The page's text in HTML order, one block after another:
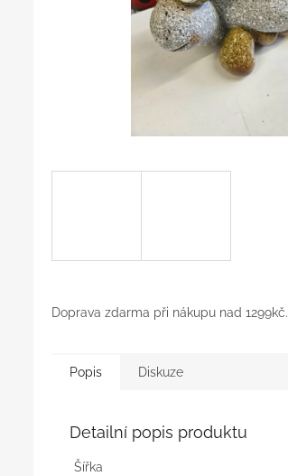
Doprava zdarma při nákupu nad 1299kč.
Popis Diskuze
Detailní popis produktu
Šířka